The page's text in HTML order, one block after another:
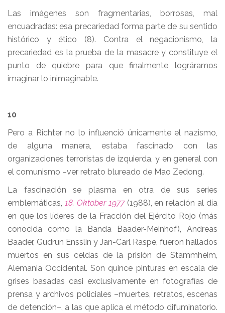
Las imágenes son fragmentarias, borrosas, mal
encuadradas: esa precariedad forma parte de su sentido
histórico y ético (8). Contra el negacionismo, la
precariedad es la prueba de la masacre y constituye el
punto de quiebre para que finalmente lográramos
imaginar lo inimaginable.
10
Pero a Richter no lo influenció únicamente el nazismo,
de alguna manera, estaba fascinado con las
organizaciones terroristas de izquierda, y en general con
el comunismo –ver retrato blureado de Mao Zedong.
La fascinación se plasma en otra de sus series
emblemáticas, 18. Oktober 1977(1988), en relación al día
en que los líderes de la Fracción del Ejército Rojo (más
conocida como la Banda Baader-Meinhof), Andreas
Baader, Gudrun Ensslin y Jan-Carl Raspe, fueron hallados
muertos en sus celdas de la prisión de Stammheim,
Alemania Occidental. Son quince pinturas en escala de
grises basadas casi exclusivamente en fotografías de
prensa y archivos policiales –muertes, retratos, escenas
de detención–, a las que aplica el método difuminatorio.